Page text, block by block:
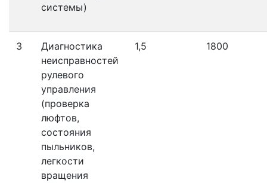
системы)
3
Диагностика
неисправностей
рулевого
управления
(проверка
люфтов,
состояния
пыльников,
легкости
вращения
1,5 1800